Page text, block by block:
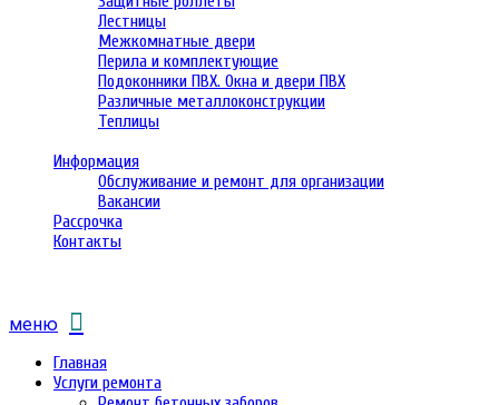
Лестницы
Межкомнатные двери
Перила и комплектующие
Подоконники ПВХ. Окна и двери ПВХ
Различные металлоконструкции
Теплицы
Информация
Обслуживание и ремонт для организации
Вакансии
Рассрочка
Контакты
меню
Главная
Услуги ремонта